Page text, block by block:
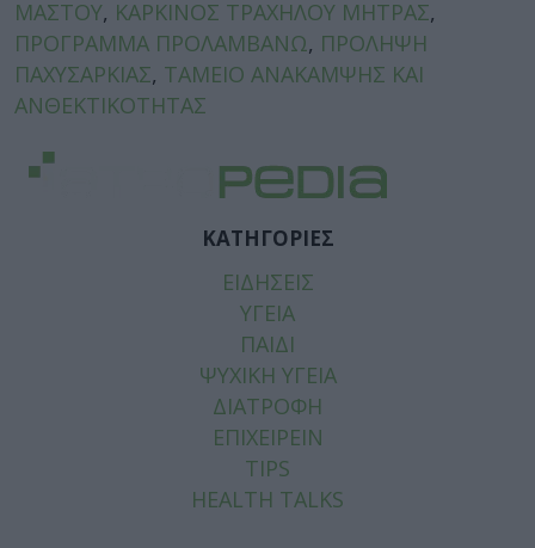
ΜΑΣΤΟΥ, ΚΑΡΚΙΝΟΣ ΤΡΑΧΗΛΟΥ ΜΗΤΡΑΣ,
ΠΡΟΓΡΑΜΜΑ ΠΡΟΛΑΜΒΑΝΩ, ΠΡΟΛΗΨΗ
ΠΑΧΥΣΑΡΚΙΑΣ, ΤΑΜΕΙΟ ΑΝΑΚΑΜΨΗΣ ΚΑΙ
ΑΝΘΕΚΤΙΚΟΤΗΤΑΣ
ΚΑΤΗΓΟΡΙΕΣ
ΕΙΔΗΣΕΙΣ
ΥΓΕΙΑ
ΠΑΙΔΙ
ΨΥΧΙΚΗ ΥΓΕΙΑ
ΔΙΑΤΡΟΦΗ
ΕΠΙΧΕΙΡΕΙΝ
TIPS
HEALTH TALKS